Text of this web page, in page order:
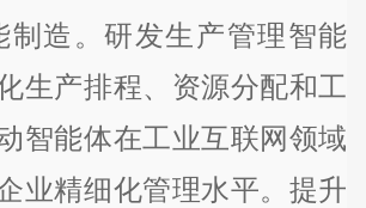
造。研发生产管理智能
生产排程、资源分配和工
智能体在工业互联网领域
业精细化管理水平。提升